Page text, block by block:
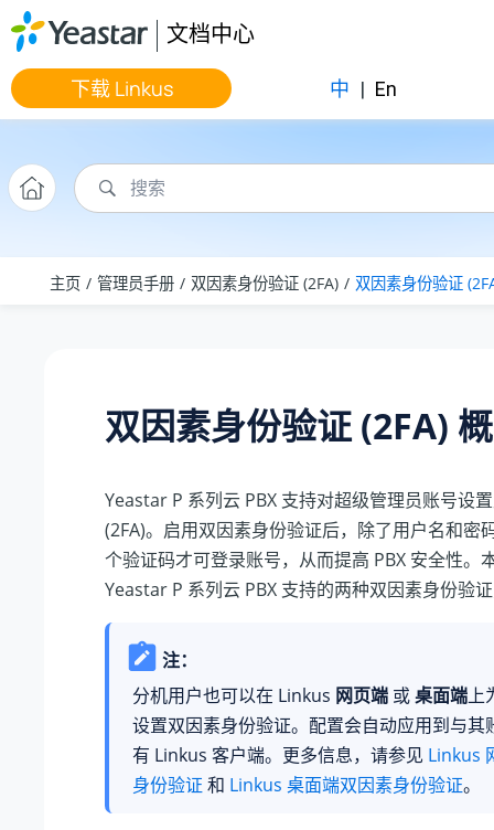
跳转到主要内容
文档中心
下载 Linkus 中 | En
主页 管理员手册 双因素身份验证 (2FA) 双因素身份验证
双因素身份验证 (2FA)
Yeastar P 系列云 PBX 支持对超级管理员账号设
(2FA)。启用双因素身份验证后，除了用户名和密
个验证码才可登录账号，从而提高 PBX 安全性。
Yeastar P 系列云 PBX 支持的两种双因素身份验
注：
分机用户也可以在 Linkus 网页端或桌面端上
设置双因素身份验证。配置会自动应用到与其
有 Linkus 客户端。更多信息，请参见 Linkus
身份验证 和 Linkus 桌面端双因素身份验证。